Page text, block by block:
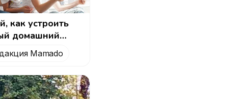
как устроить
домашний
для детей и
День семьи,
и верности
Mamado